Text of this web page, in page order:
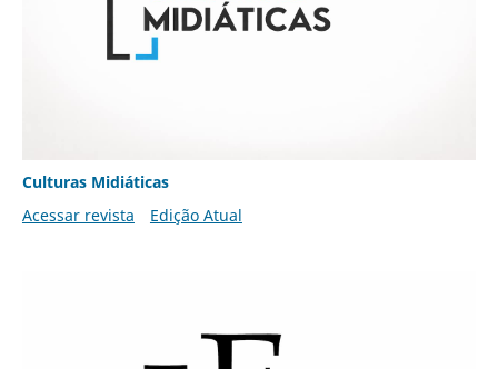
Culturas Midiáticas
Acessar revista
Edição Atual